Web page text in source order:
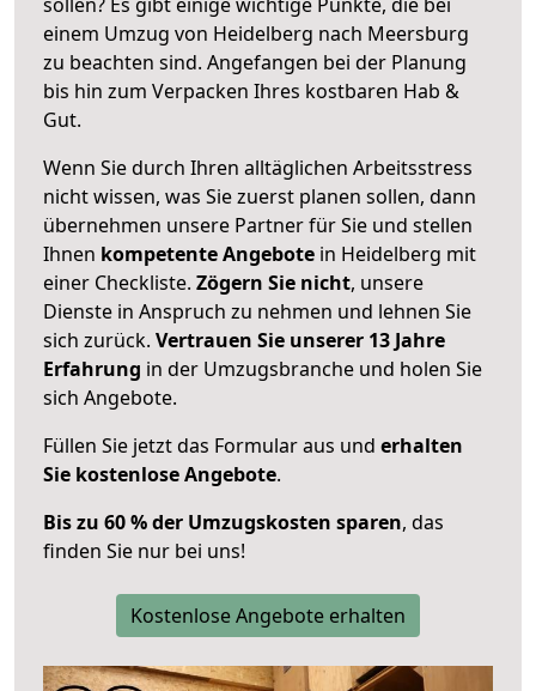
einem Umzug von Heidelberg nach Meersburg
zu beachten sind. Angefangen bei der Planung
bis hin zum Verpacken Ihres kostbaren Hab &
Gut.
Wenn Sie durch Ihren alltäglichen Arbeitsstress
nicht wissen, was Sie zuerst planen sollen, dann
übernehmen unsere Partner für Sie und stellen
Ihnen kompetente Angebote in Heidelberg mit
einer Checkliste. Zögern Sie nicht, unsere
Dienste in Anspruch zu nehmen und lehnen Sie
sich zurück. Vertrauen Sie unserer 13 Jahre
Erfahrung in der Umzugsbranche und holen Sie
sich Angebote.
Füllen Sie jetzt das Formular aus und erhalten
Sie kostenlose Angebote.
Bis zu 60 % der Umzugskosten sparen, das
finden Sie nur bei uns!
Kostenlose Angebote erhalten